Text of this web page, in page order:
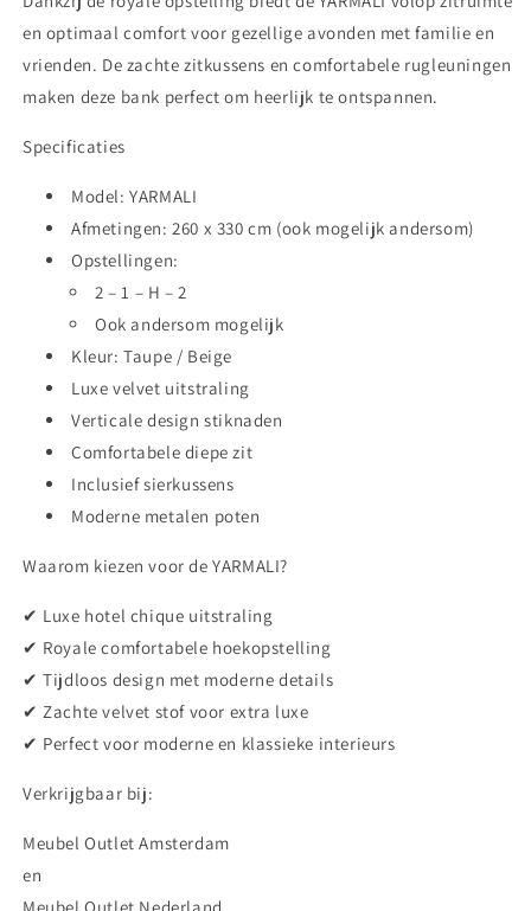
en optimaal comfort voor gezellige avonden met familie en
vrienden. De zachte zitkussens en comfortabele rugleuningen
maken deze bank perfect om heerlijk te ontspannen.
Specificaties
Model:YARMALI
Afmetingen:260 x 330 cm (ook mogelijk andersom)
Opstellingen:
2 – 1 – H – 2
Ook andersom mogelijk
Kleur: Taupe / Beige
Luxe velvet uitstraling
Verticale design stiknaden
Comfortabele diepe zit
Inclusief sierkussens
Moderne metalen poten
Waarom kiezen voor de YARMALI?
✔ Luxe hotel chique uitstraling
✔ Royale comfortabele hoekopstelling
✔ Tijdloos design met moderne details
✔ Zachte velvet stof voor extra luxe
✔ Perfect voor moderne en klassieke interieurs
Verkrijgbaar bij:
Meubel Outlet Amsterdam
en